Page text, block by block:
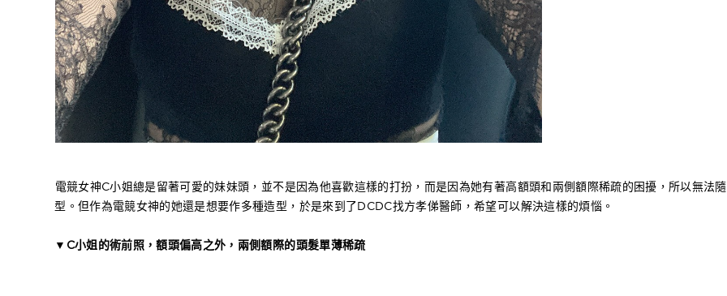
電競女神C小姐總是留著可愛的妹妹頭，並不是因為他喜歡這樣的打扮，而是因為她有著高額頭和兩側額際稀疏的困擾，所以無法
型。但作為電競女神的她還是想要作多種造型，於是來到了DCDC找方孝俤醫師，希望可以解決這樣的煩惱。
▼C小姐的術前照，額頭偏高之外，兩側額際的頭髮單薄稀疏